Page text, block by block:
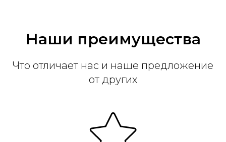
Наши преимущества
Что отличает нас и наше предложение
от других